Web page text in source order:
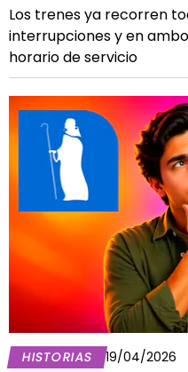
Los trenes ya recorren
interrupciones y en
horario de servicio
HISTORIAS 19/04/2026